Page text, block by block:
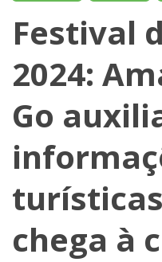
Festival
2024:
Go
chega à